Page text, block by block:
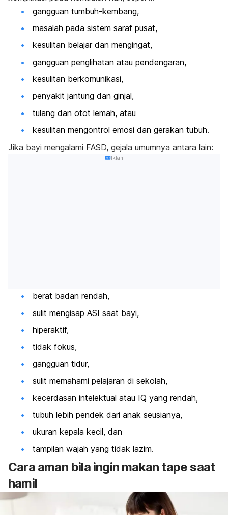
gangguan tumbuh-kembang,
masalah pada sistem saraf pusat,
kesulitan belajar dan mengingat,
gangguan penglihatan atau pendengaran,
kesulitan berkomunikasi,
penyakit jantung dan ginjal,
tulang dan otot lemah, atau
kesulitan mengontrol emosi dan gerakan tubuh.
Jika bayi mengalami FASD, gejala umumnya antara lain:
Iklan
berat badan rendah,
sulit mengisap ASI saat bayi,
hiperaktif,
tidak fokus,
gangguan tidur,
sulit memahami pelajaran di sekolah,
kecerdasan intelektual atau IQ yang rendah,
tubuh lebih pendek dari anak seusianya,
ukuran kepala kecil, dan
tampilan wajah yang tidak lazim.
Cara aman bila ingin makan tape saat
hamil